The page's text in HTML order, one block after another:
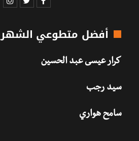
أفضل متطوعي الشهر
كرار عيسى عبد الحسين
سيد رجب
سامح هواري